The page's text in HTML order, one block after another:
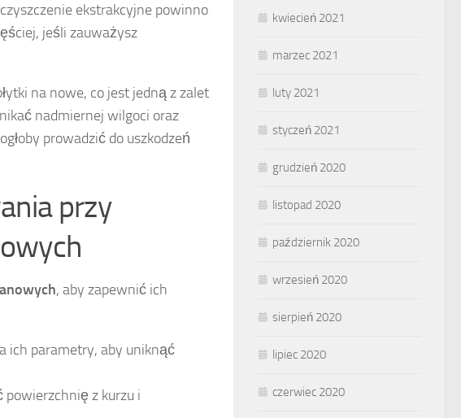
ekstrakcyjne powinno
jeśli zauważysz
na nowe, co jest jedną z zalet
nadmiernej wilgoci oraz
prowadzić do uszkodzeń
przy
, aby zapewnić ich
ich parametry, aby uniknąć
powierzchnię z kurzu i
kwiecień 2021
marzec 2021
luty 2021
styczeń 2021
grudzień 2020
listopad 2020
październik 2020
wrzesień 2020
sierpień 2020
lipiec 2020
czerwiec 2020